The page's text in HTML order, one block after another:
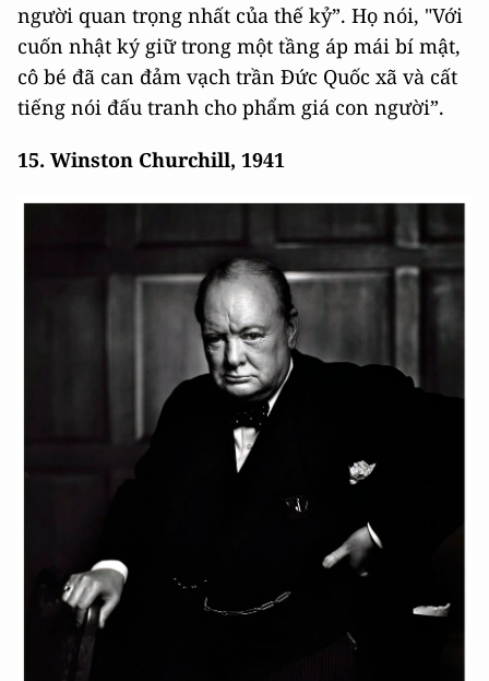
người quan trọng nhất của thế kỷ”. Họ nói, "Với
cuốn nhật ký giữ trong một tầng áp mái bí mật,
cô bé đã can đảm vạch trần Đức Quốc xã và cất
tiếng nói đấu tranh cho phẩm giá con người”.
15. Winston Churchill, 1941